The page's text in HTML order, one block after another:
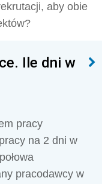
aby obie
Ile dni w
pracy
na 2 dni w
pracodawcy w